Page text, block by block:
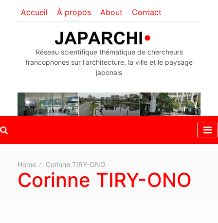
Accueil À propos About Contact
Réseau scientifique thématique de chercheurs
francophones sur l'architecture, la ville et le paysage
japonais
Home Corinne TIRY-ONO
Corinne TIRY-ONO